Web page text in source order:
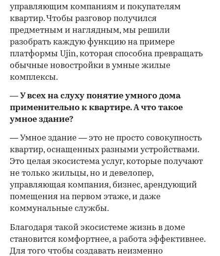
управляющим компаниям и покупателям
квартир. Чтобы разговор получился
предметным и наглядным, мы решили
разобрать каждую функцию на примере
платформы Ujin, которая способна превращать
обычные новостройки в умные жилые
комплексы.
— У всех на слуху понятие умного дома
применительно к квартире. А что такое
умное здание?
— Умное здание — это не просто совокупность
квартир, оснащенных разными устройствами.
Это целая экосистема услуг, которые получают
не только жильцы, но и девелопер,
управляющая компания, бизнес, арендующий
помещения на первом этаже, и даже
коммунальные службы.
Благодаря такой экосистеме жизнь в доме
становится комфортнее, а работа эффективнее.
Для того чтобы создавать неизменно